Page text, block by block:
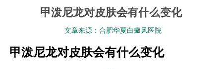
甲泼尼龙对皮肤会有什么变化
文章来源：合肥华夏白癜风医院
甲泼尼龙对皮肤会有什么变化